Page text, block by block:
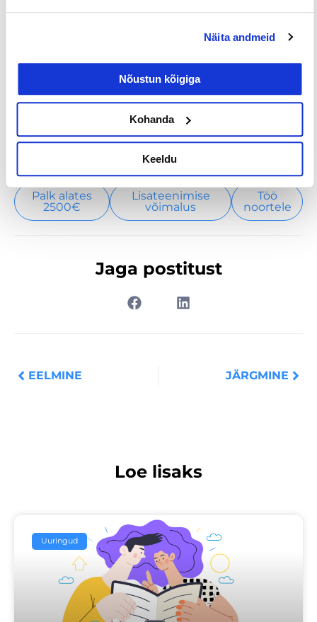
Näita andmeid
Nõustun kõigiga
Kohanda
Keeldu
Kui soovid abi sobiva värbamisteenuse valimisel,
€ Avaliku
Palk alates
2500€
Lisateenimise
võimalus
Töö
noortele
Jaga postitust
EELMINE JÄRGMINE
Loe lisaks
Uuringud